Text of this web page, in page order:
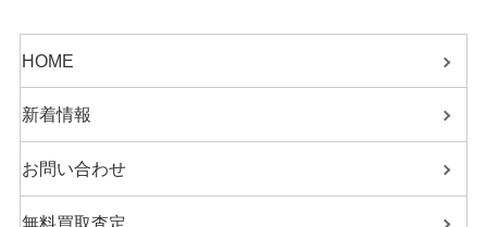
HOME
新着情報
お問い合わせ
無料買取査定